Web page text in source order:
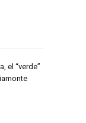
el “verde”